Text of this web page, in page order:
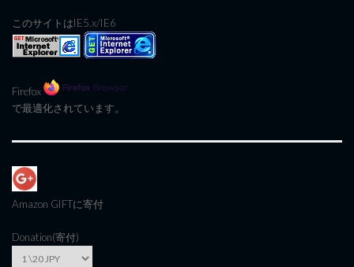
このサイトはIE5.x/IE6
Firefox
で最適化されています。
Amazon GIFTに寄付
Donation(寄付)